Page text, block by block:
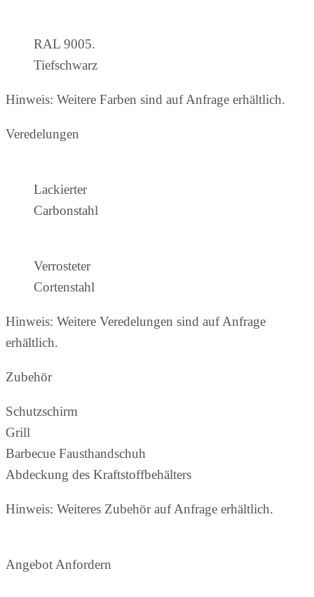
RAL 9005.
Tiefschwarz
Hinweis: Weitere Farben sind auf Anfrage erhältlich.
Veredelungen
Lackierter
Carbonstahl
Verrosteter
Cortenstahl
Hinweis: Weitere Veredelungen sind auf Anfrage
erhältlich.
Zubehör
Schutzschirm
Grill
Barbecue Fausthandschuh
Abdeckung des Kraftstoffbehälters
Hinweis: Weiteres Zubehör auf Anfrage erhältlich.
Angebot Anfordern